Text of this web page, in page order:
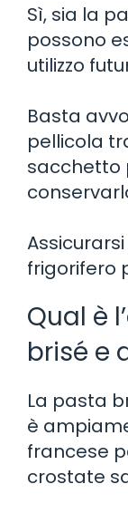
Sì, sia la
possono
utilizzo
Basta
pellicola
sacchetto
frigorifero
Qual è
brisé e
La pasta
è
francese
crostate